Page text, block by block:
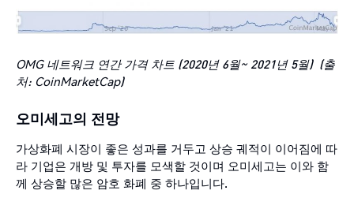
OMG 네트워크 연간 가격 차트 (2020년 6월~2021년 5월) (출
처: CoinMarketCap)
오미세고의 전망
가상화폐 시장이 좋은 성과를 거두고 상승 궤적이 이어짐에 따
라 기업은 개방 및 투자를 모색할 것이며 오미세고는 이와 함
께 상승할 많은 암호 화폐 중 하나입니다.